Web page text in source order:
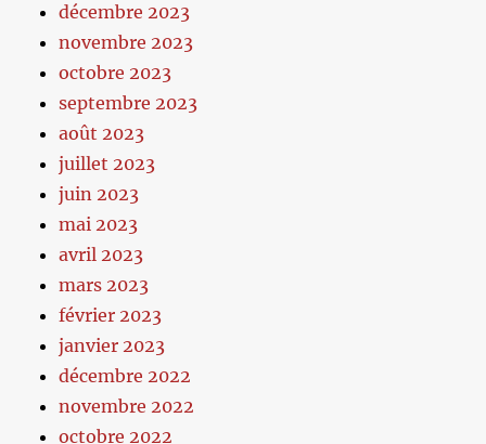
décembre 2023
novembre 2023
octobre 2023
septembre 2023
août 2023
juillet 2023
juin 2023
mai 2023
avril 2023
mars 2023
février 2023
janvier 2023
décembre 2022
novembre 2022
octobre 2022